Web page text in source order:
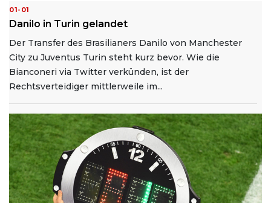
01-01
Danilo in Turin gelandet
Der Transfer des Brasilianers Danilo von Manchester
City zu Juventus Turin steht kurz bevor. Wie die
Bianconeri via Twitter verkünden, ist der
Rechtsverteidiger mittlerweile im...